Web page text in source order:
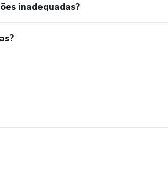
inadequadas?